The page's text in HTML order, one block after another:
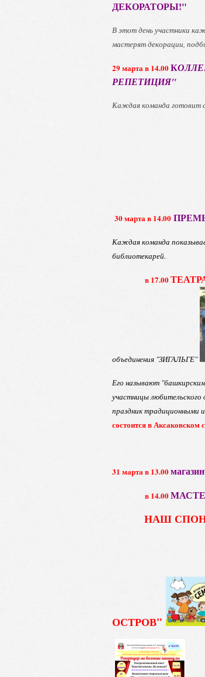
ДЕКОРАТОРЫ!"
В этот день участники
мастерят декорации,
29 марта в 14.00К
РЕПЕТИЦИЯ"
Каждая команда готовит
30 марта в 14.00
Каждая команда
библиотекарей.
в 17.00
объединения "ЗИГАЛЬГЕ"
Его называют
участницы
праздник традиционными
состоится в Аксаковском
31 марта в 13.00
в 14.00
НАШ СПОНСОР
ОСТРОВ"